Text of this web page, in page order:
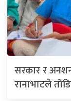
सरकार र
रानाभाटले